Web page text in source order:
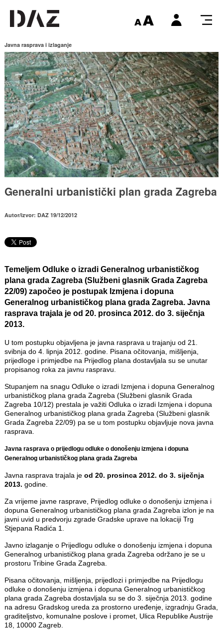
Javna rasprava i izlaganje
Generalni urbanistički plan grada Zagreba
Autor/izvor: DAZ 19/12/2012
Temeljem Odluke o izradi Generalnog urbanističkog
plana grada Zagreba (Službeni glasnik Grada Zagreba
22/09) započeo je postupak Izmjena i dopuna
Generalnog urbanističkog plana grada Zagreba. Javna
rasprava trajala je od 20. prosinca 2012. do 3. siječnja
2013.
U tom postupku objavljena je javna rasprava u trajanju od 21.
svibnja do 4. lipnja 2012. godine. Pisana očitovanja, mišljenja,
prijedloge i primjedbe na Prijedlog plana dostavljala su se unutar
propisanog roka za javnu raspravu.
Stupanjem na snagu Odluke o izradi Izmjena i dopuna Generalnog
urbanističkog plana grada Zagreba (Službeni glasnik Grada
Zagreba 10/12) prestala je važiti Odluka o izradi Izmjena i dopuna
Generalnog urbanističkog plana grada Zagreba (Službeni glasnik
Grada Zagreba 22/09) pa se u tom postupku objavljuje nova javna
rasprava.
Javna rasprava o prijedlogu odluke o donošenju izmjena i dopuna
Generalnog urbanističkog plana grada Zagreba
Javna rasprava trajala je od 20. prosinca 2012. do 3. siječnja
2013. godine.
Za vrijeme javne rasprave, Prijedlog odluke o donošenju izmjena i
dopuna Generalnog urbanističkog plana grada Zagreba izlon je na
javni uvid u predvorju zgrade Gradske uprave na lokaciji Trg
Stjepana Radića 1.
Javno izlaganje o Prijedlogu odluke o donošenju izmjena i dopuna
Generalnog urbanističkog plana grada Zagreba održano je se u
prostoru Tribine Grada Zagreba.
Pisana očitovanja, mišljenja, prijedlozi i primjedbe na Prijedlogu
odluke o donošenju izmjena i dopuna Generalnog urbanističkog
plana grada Zagreba dostavljala su se do 3. siječnja 2013. godine
na adresu Gradskog ureda za prostorno uređenje, izgradnju Grada,
graditeljstvo, komunalne poslove i promet, Ulica Republike Austrije
18, 10000 Zagreb.